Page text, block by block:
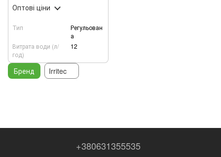
Оптові ціни
Тип
Регульован
а
Витрата води (л/
год)
12
Бренд Irritec
+380631355535